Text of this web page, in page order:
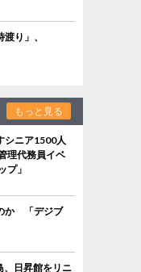
り」、
もっと見る
シニア1500人
理代務員イベ
プ」
か 「デジブ
日昇館をリニ